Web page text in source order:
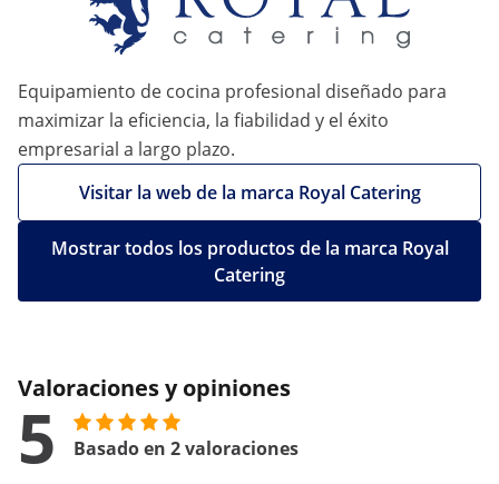
Equipamiento de cocina profesional diseñado para
maximizar la eficiencia, la fiabilidad y el éxito
empresarial a largo plazo.
Visitar la web de la marca Royal Catering
Mostrar todos los productos de la marca Royal
Catering
Valoraciones y opiniones
5 Basado en 2 valoraciones